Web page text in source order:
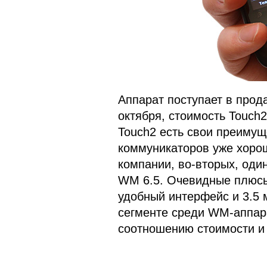
Аппарат поступает в
октября, стоимость
Touch2 есть свои
коммуникаторов уже
компании, во-вторых,
WM 6.5. Очевидные
удобный интерфейс и
сегменте среди WM-
соотношению стоимости